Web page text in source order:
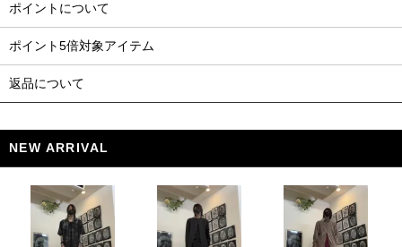
ポイントについて
ポイント5倍対象アイテム
返品について
NEW ARRIVAL